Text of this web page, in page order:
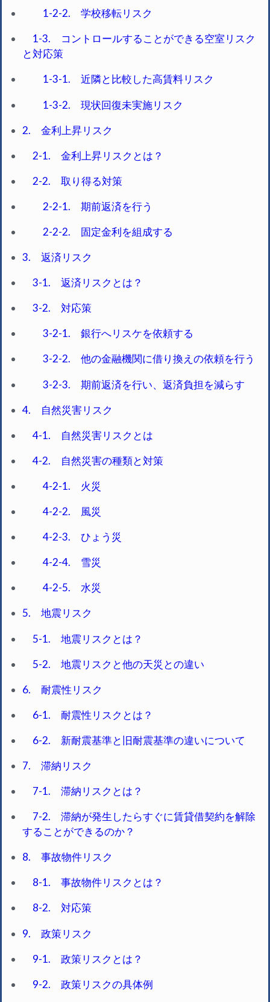
1-2-2. 学校移転リスク
1-3. コントロールすることができる空室リスク
と対応策
1-3-1. 近隣と比較した高賃料リスク
1-3-2. 現状回復未実施リスク
2. 金利上昇リスク
2-1. 金利上昇リスクとは？
2-2. 取り得る対策
2-2-1. 期前返済を行う
2-2-2. 固定金利を組成する
3. 返済リスク
3-1. 返済リスクとは？
3-2. 対応策
3-2-1. 銀行へリスケを依頼する
3-2-2. 他の金融機関に借り換えの依頼を行う
3-2-3. 期前返済を行い、返済負担を減らす
4. 自然災害リスク
4-1. 自然災害リスクとは
4-2. 自然災害の種類と対策
4-2-1. 火災
4-2-2. 風災
4-2-3. ひょう災
4-2-4. 雪災
4-2-5. 水災
5. 地震リスク
5-1. 地震リスクとは？
5-2. 地震リスクと他の天災との違い
6. 耐震性リスク
6-1. 耐震性リスクとは？
6-2. 新耐震基準と旧耐震基準の違いについて
7. 滞納リスク
7-1. 滞納リスクとは？
7-2. 滞納が発生したらすぐに賃貸借契約を解除
することができるのか？
8. 事故物件リスク
8-1. 事故物件リスクとは？
8-2. 対応策
9. 政策リスク
9-1. 政策リスクとは？
9-2. 政策リスクの具体例